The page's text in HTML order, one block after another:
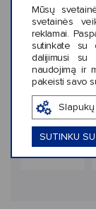
Mūsų
svetainės
reklamai.
sutinkate su
dalijimusi su
naudojimą ir
pakeisti savo
SUTINKU
Panda
Ball
‹